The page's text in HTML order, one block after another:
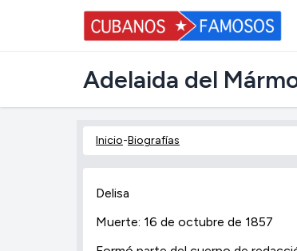
Adelaida del
Inicio-Biografías
Delisa
Muerte: 16 de octubre de 1857